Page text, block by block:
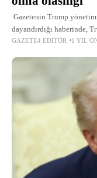
Gazetenin Trump
dayandırdığı haberinde,
çatışmalara dahil
GAZETE4 EDITÖR 1